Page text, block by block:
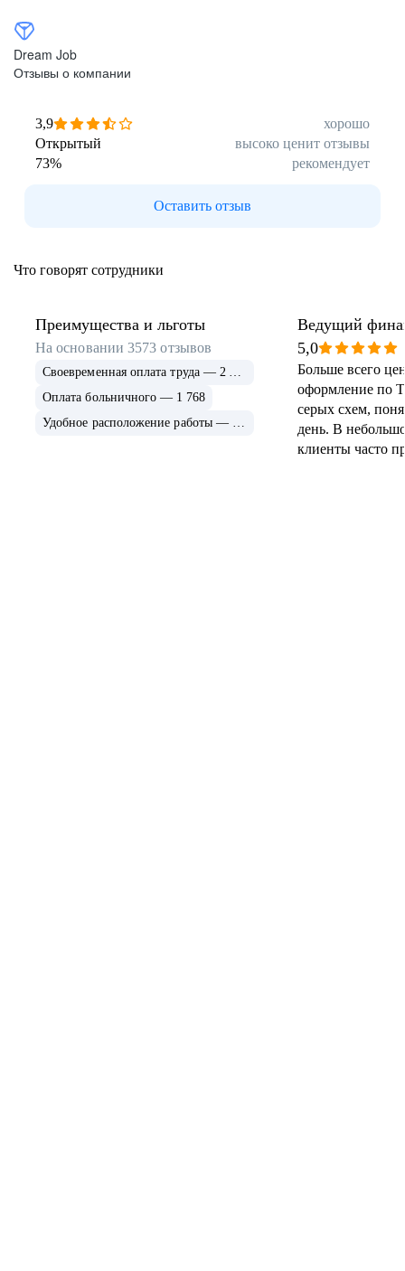
Dream Job
Отзывы о компании
3,9
хорошо
Открытый
высоко ценит отзывы
73% рекомендует
Оставить отзыв
Что говорят сотрудники
Преимущества и льготы
На основании3573 отзывов
Своевременная оплата труда — 2 273
Оплата больничного — 1 768
Удобное расположение работы — 1 380
Ведущий
менеджер
5,0
Больше всего
оформление по
серых схем,
день. В
клиенты часто